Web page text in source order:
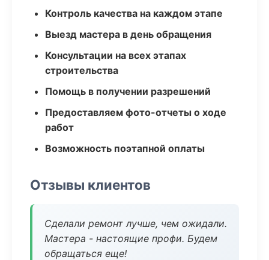
Контроль качества на каждом этапе
Выезд мастера в день обращения
Консультации на всех этапах
строительства
Помощь в получении разрешений
Предоставляем фото-отчеты о ходе
работ
Возможность поэтапной оплаты
Отзывы клиентов
Сделали ремонт лучше, чем ожидали.
Мастера - настоящие профи. Будем
обращаться еще!